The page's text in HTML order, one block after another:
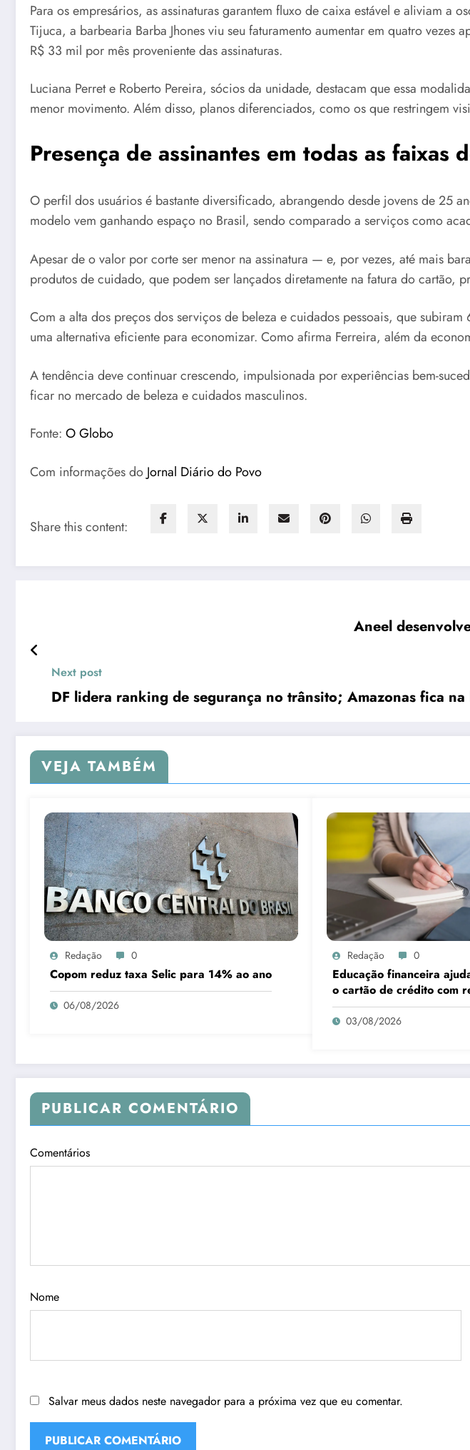
Para os empresários, as assinaturas garantem fluxo de caixa estável e aliviam
Tijuca, a barbearia Barba Jhones viu seu faturamento aumentar em quatro
R$ 33 mil por mês proveniente das assinaturas.
Luciana Perret e Roberto Pereira, sócios da unidade, destacam que essa
menor movimento. Além disso, planos diferenciados, como os que restringem
Presença de assinantes em todas as faixas
O perfil dos usuários é bastante diversificado, abrangendo desde jovens de 25
modelo vem ganhando espaço no Brasil, sendo comparado a serviços como
Apesar de o valor por corte ser menor na assinatura — e, por vezes, até mais
produtos de cuidado, que podem ser lançados diretamente na fatura do cartão,
Com a alta dos preços dos serviços de beleza e cuidados pessoais, que
uma alternativa eficiente para economizar. Como afirma Ferreira, além da
A tendência deve continuar crescendo, impulsionada por experiências bem-
ficar no mercado de beleza e cuidados masculinos.
Fonte: O Globo
Com informações do Jornal Diário do Povo
Share this content:
Aneel
Next post
DF lidera ranking de segurança no trânsito; Amazonas fica na
VEJA TAMBÉM
Redação 0
Copom reduz taxa Selic para 14% ao ano
06/08/2026
Redação 0
Educação financeira
o cartão de crédito com
03/08/2026
PUBLICAR COMENTÁRIO
Comentários
Nome
Salvar meus dados neste navegador para a próxima vez que eu comentar.